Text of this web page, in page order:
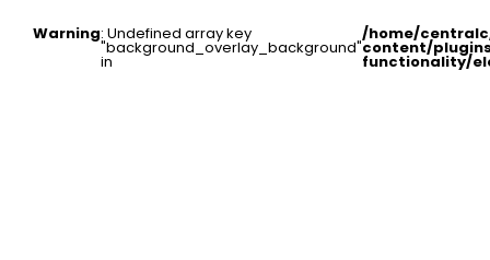
Warning: Undefined array key
"background_overlay_background"
in
/home/
content/
functionality/